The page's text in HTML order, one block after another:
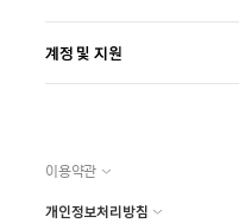
계정 및 지원
이용약관
개인정보처리방침